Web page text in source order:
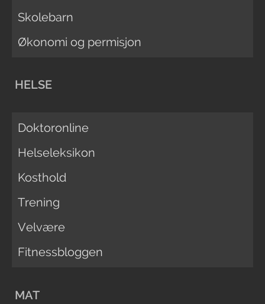
Skolebarn
Økonomi og permisjon
HELSE
Doktoronline
Helseleksikon
Kosthold
Trening
Velvære
Fitnessbloggen
MAT